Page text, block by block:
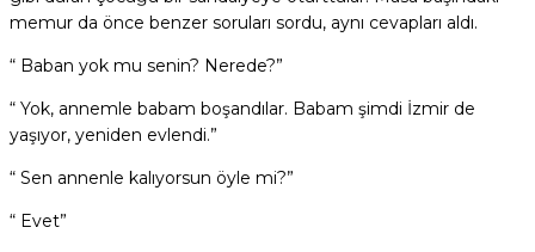
memur da önce benzer soruları sordu, aynı cevapları aldı.
“ Baban yok mu senin? Nerede?”
“ Yok, annemle babam boşandılar. Babam şimdi İzmir de
yaşıyor, yeniden evlendi.”
“ Sen annenle kalıyorsun öyle mi?”
“ Evet”